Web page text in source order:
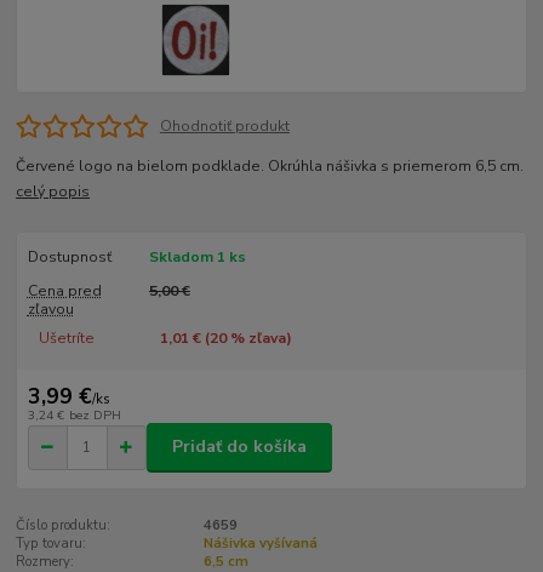
Ohodnotiť produkt
Červené logo na bielom podklade. Okrúhla nášivka s priemerom 6,5 cm.
celý popis
Dostupnosť
Skladom 1 ks
Cena pred
zľavou
5,00 €
Ušetríte 1,01 € (20% zľava)
3,99 €/ks
3,24 € bez DPH
Pridať do košíka
Číslo produktu:
4659
Typ tovaru:
Nášivka vyšívaná
Rozmery:
6,5 cm